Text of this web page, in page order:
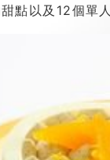
點以及12個單